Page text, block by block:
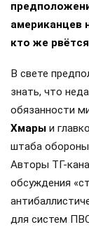
американцев
кто же
В свете
знать, что
обязанности
Хмары и
штаба
Авторы ТГ-
обсуждения
для систем